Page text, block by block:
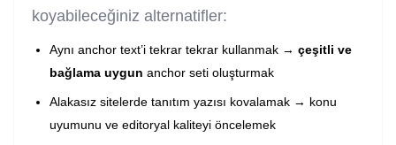
koyabileceğiniz alternatifler:
Aynı anchor text’i tekrar tekrar kullanmak → çeşitli ve
bağlama uygun anchor seti oluşturmak
Alakasız sitelerde tanıtım yazısı kovalamak → konu
uyumunu ve editoryal kaliteyi öncelemek